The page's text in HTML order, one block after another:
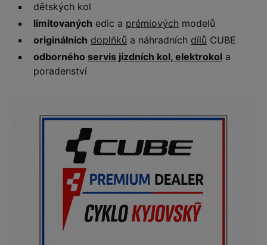
dětských kol
limitovaných edic a prémiových modelů
originálních doplňků a náhradních dílů CUBE
odborného servis jízdních kol, elektrokol a
poradenství